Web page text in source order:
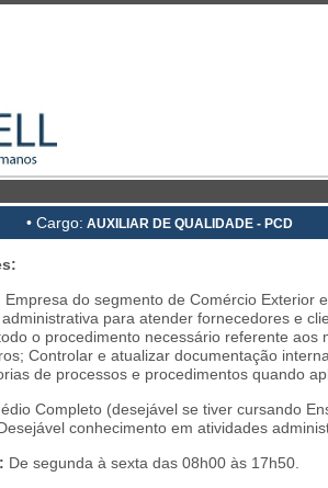
• Cargo: AUXILIAR DE QUALIDADE - PCD
Empresa do segmento de Comércio Exterior
para atender fornecedores e
o procedimento necessário referente
Controlar e atualizar documentação
de processos e procedimentos quando
Completo (desejável se tiver cursando
conhecimento em atividades
De segunda à sexta das 08h00 às 17h50.